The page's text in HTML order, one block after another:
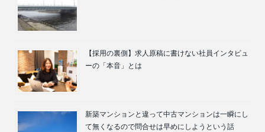
【採用の裏側】求人原稿に書けない社員インタビュ
ーの「本音」とは
新築マンションと違って中古マンションは一瞬にし
て無くなるので問合せは早めにしようという話